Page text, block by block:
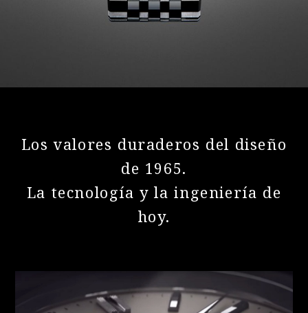
Los valores duraderos del diseño
de 1965.
La tecnología y la ingeniería de
hoy.